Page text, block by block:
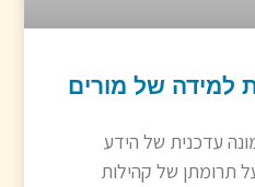
למידה של מורים
עדכנית של הידע
תרומתן של קהילות